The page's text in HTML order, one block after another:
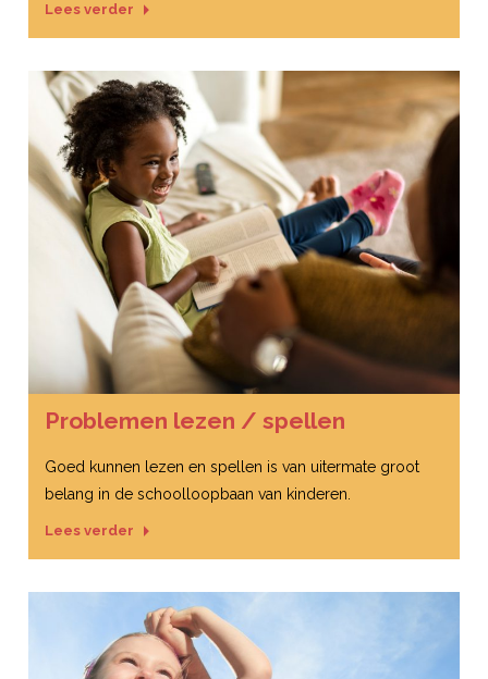
Lees verder
Problemen lezen / spellen
Goed kunnen lezen en spellen is van uitermate groot
belang in de schoolloopbaan van kinderen.
Lees verder